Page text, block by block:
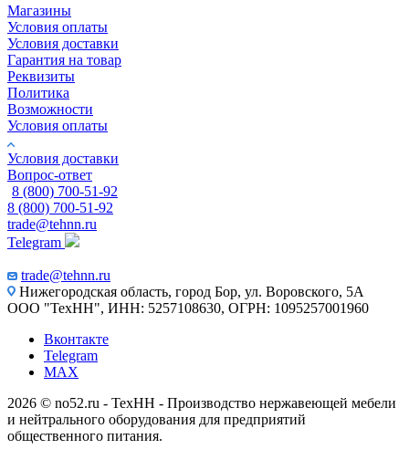
Магазины
Условия оплаты
Условия доставки
Гарантия на товар
Реквизиты
Политика
Возможности
Условия оплаты
Условия доставки
Вопрос-ответ
8 (800) 700-51-92
8 (800) 700-51-92
trade@tehnn.ru
Telegram
trade@tehnn.ru
Нижегородская область, город Бор, ул. Воровского, 5А
ООО "ТехНН", ИНН: 5257108630, ОГРН: 1095257001960
Вконтакте
Telegram
MAX
2026 © no52.ru - ТехНН - Производство нержавеющей мебели
и нейтрального оборудования для предприятий
общественного питания.